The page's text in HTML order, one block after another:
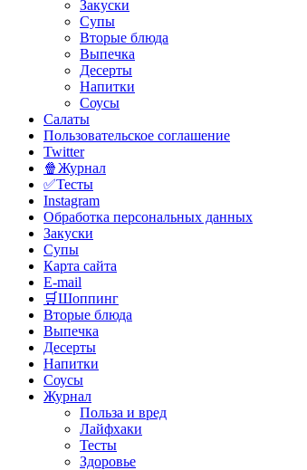
Закуски
Супы
Вторые блюда
Выпечка
Десерты
Напитки
Соусы
Салаты
Пользовательское соглашение
Twitter
🍿Журнал
✅Тесты
Instagram
Обработка персональных данных
Закуски
Супы
Карта сайта
E-mail
🛒Шоппинг
Вторые блюда
Выпечка
Десерты
Напитки
Соусы
Журнал
Польза и вред
Лайфхаки
Тесты
Здоровье